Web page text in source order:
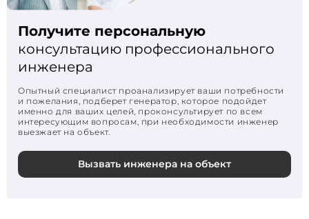
Получите персональную
консультацию профессионального
инженера
Опытный специалист проанализирует ваши потребности
и пожелания, подберет генератор, которое подойдет
именно для ваших целей, проконсультирует по всем
интересующим вопросам, при необходимости инженер
выезжает на объект.
Вызвать инженера на объект